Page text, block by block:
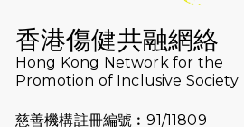
2026-07-10
【猛龍戈壁118
融網絡15周年晚
2026-07-09
猛龍長跑隊恆常
香港傷健共融網絡
Hong Kong Network for the
Promotion of Inclusive Society
慈善機構註冊編號︰91/11809